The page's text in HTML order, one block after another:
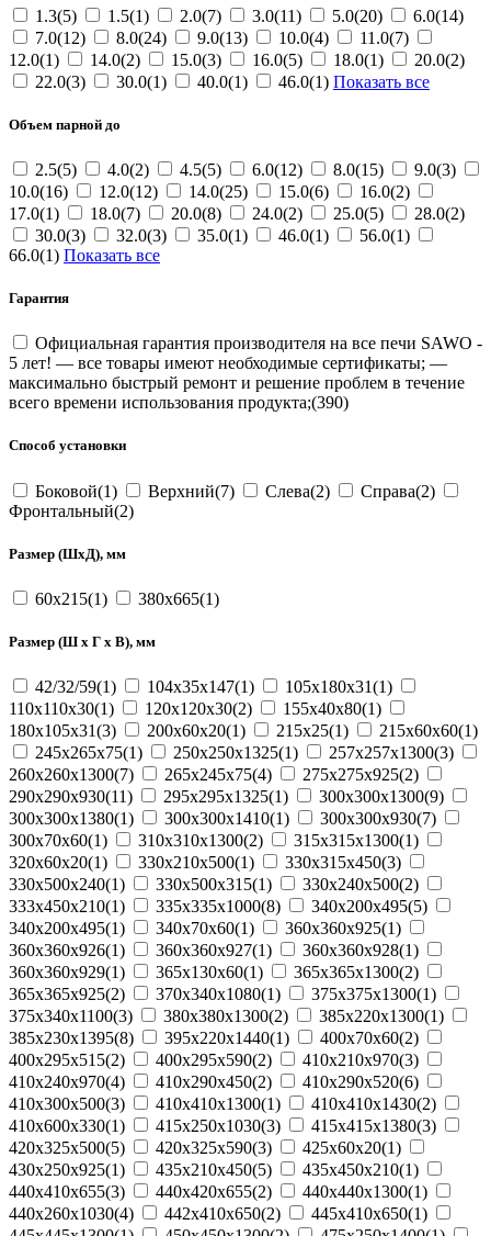
1.3(5) 1.5(1) 2.0(7) 3.0(11) 5.0(20)
6.0(14)
7.0(12)
8.0(24) 9.0(13) 10.0(4)
11.0(7)
12.0(1)
14.0(2) 15.0(3) 16.0(5) 18.0(1)
20.0(2)
22.0(3)
30.0(1) 40.0(1) 46.0(1) Показать все
Объем парной до
2.5(5) 4.0(2) 4.5(5) 6.0(12) 8.0(15)
9.0(3)
10.0(16)
12.0(12) 14.0(25) 15.0(6)
16.0(2)
17.0(1)
18.0(7) 20.0(8) 24.0(2) 25.0(5)
28.0(2)
30.0(3)
32.0(3) 35.0(1) 46.0(1)
56.0(1)
66.0(1) Показать все
Гарантия
Официальная гарантия производителя на все печи SAWO -
5 лет! — все товары имеют необходимые сертификаты; —
максимально быстрый ремонт и решение проблем в течение
всего времени использования продукта;(390)
Способ установки
Боковой(1) Верхний(7) Слева(2)
Справа(2)
Фронтальный(2)
Размер (ШхД), мм
60х215(1) 380х665(1)
Размер (Ш x Г x В), мм
42/32/59(1) 104х35х147(1)
105x180x31(1)
110x110x30(1)
120x120x30(2)
155x40x80(1)
180x105x31(3)
200x60x20(1) 215x25(1)
215x60x60(1)
245x265x75(1)
250x250x1325(1)
257x257x1300(3)
260x260x1300(7)
265x245x75(4)
275x275x925(2)
290х290х930(11)
295x295x1325(1)
300x300x1300(9)
300x300x1380(1)
300x300x1410(1)
300x300x930(7)
300x70x60(1)
310x310x1300(2)
315x315x1300(1)
320x60x20(1)
330x210x500(1)
330x315x450(3)
330x500x240(1)
330x500x315(1)
330х240х500(2)
333x450x210(1)
335x335x1000(8)
340x200x495(5)
340x200х495(1)
340x70x60(1)
360x360x925(1)
360x360x926(1)
360x360x927(1)
360x360x928(1)
360x360x929(1)
365x130x60(1)
365x365x1300(2)
365x365x925(2)
370x340x1080(1)
375x375x1300(1)
375х340х1100(3)
380x380x1300(2)
385x220x1300(1)
385x230x1395(8)
395x220x1440(1)
400x70x60(2)
400х295х515(2)
400х295х590(2)
410x210x970(3)
410x240x970(4)
410x290x450(2)
410x290x520(6)
410x300x500(3)
410x410x1300(1)
410x410x1430(2)
410x600x330(1)
415x250x1030(3)
415x415x1380(3)
420x325x500(5)
420x325x590(3)
425x60x20(1)
430x250x925(1)
435x210x450(5)
435x450x210(1)
440x410x655(3)
440x420x655(2)
440x440x1300(1)
440х260х1030(4)
442x410x650(2)
445x410x650(1)